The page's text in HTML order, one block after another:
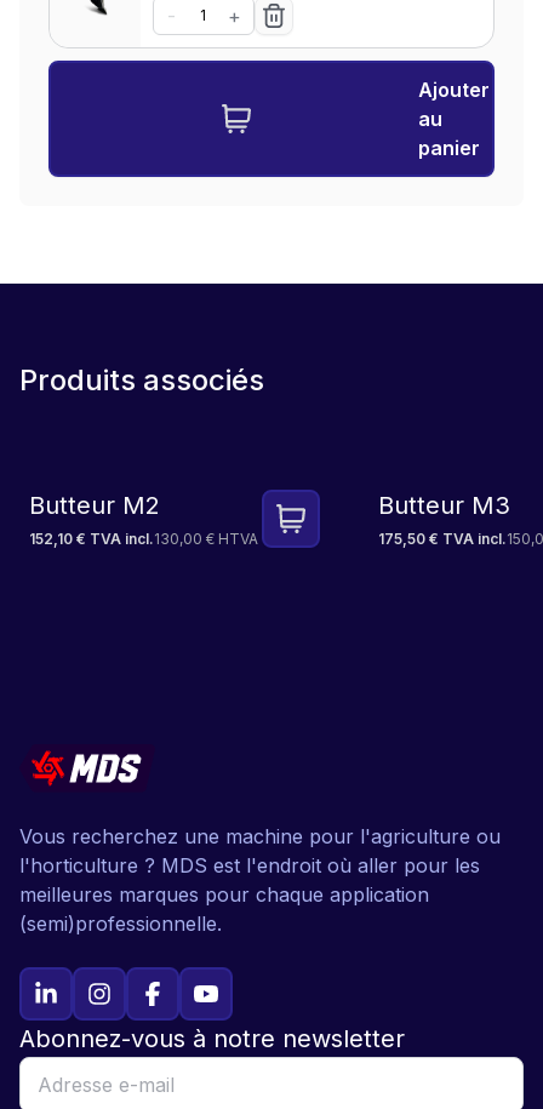
- +
Ajouter
au
panier
Produits associés
Butteur M2
152,10 € TVA incl.130,00 € HTVA
Butteur M3
175,50 € TVA incl.
Vous recherchez une machine pour l'agriculture ou
l'horticulture ? MDS est l'endroit où aller pour les
meilleures marques pour chaque application
(semi)professionnelle.
Abonnez-vous à notre newsletter